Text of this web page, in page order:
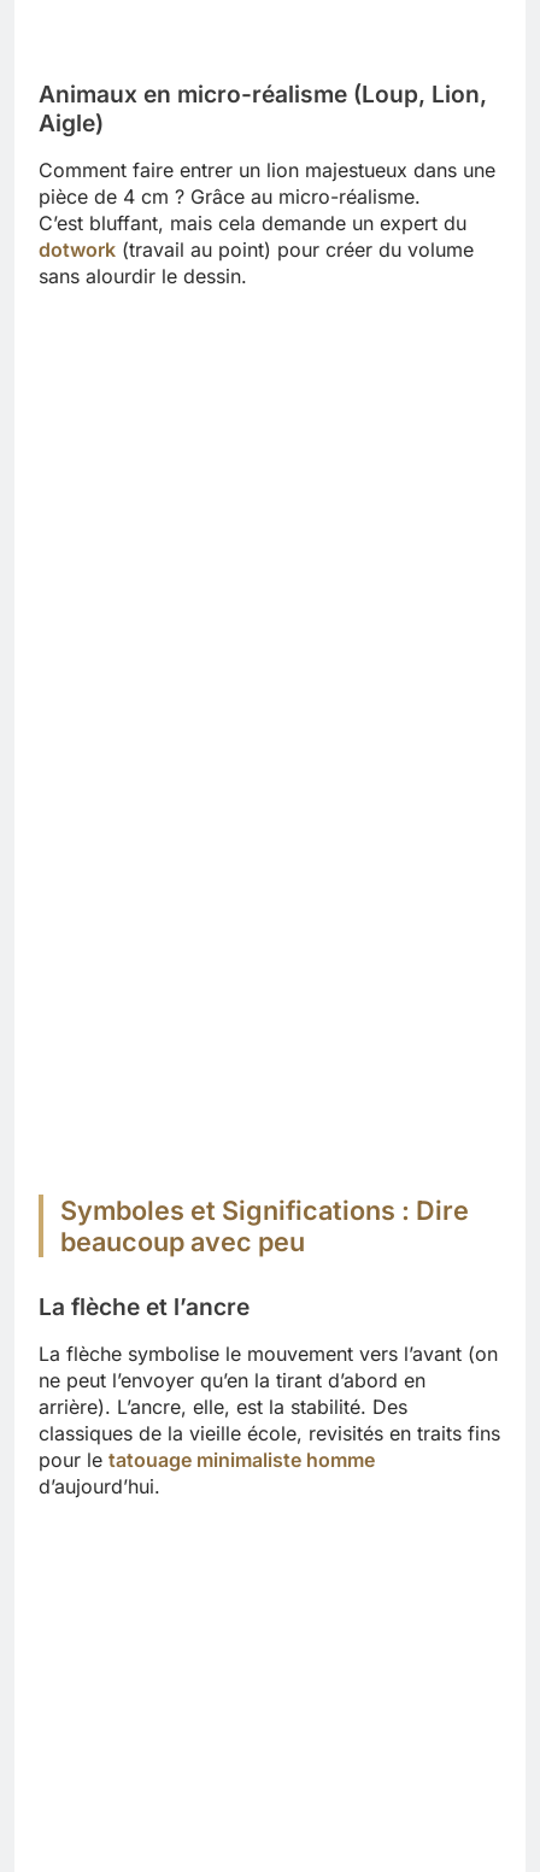
Animaux en micro-réalisme (Loup, Lion,
Aigle)
Comment faire entrer un lion majestueux dans une
pièce de 4 cm ? Grâce au micro-réalisme.
C’est bluffant, mais cela demande un expert du
dotwork (travail au point) pour créer du volume
sans alourdir le dessin.
Symboles et Significations : Dire
beaucoup avec peu
La flèche et l’ancre
La flèche symbolise le mouvement vers l’avant (on
ne peut l’envoyer qu’en la tirant d’abord en
arrière). L’ancre, elle, est la stabilité. Des
classiques de la vieille école, revisités en traits fins
pour le tatouage minimaliste homme
d’aujourd’hui.